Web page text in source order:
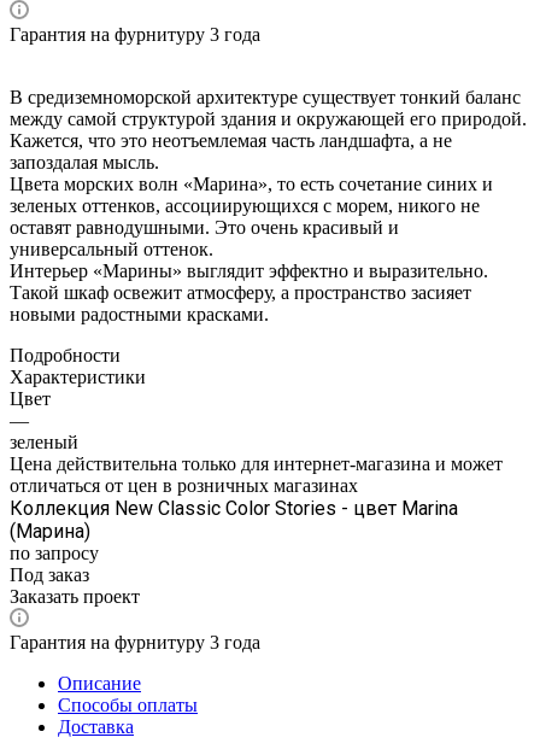
Гарантия на фурнитуру 3 года
В средиземноморской архитектуре существует тонкий баланс
между самой структурой здания и окружающей его природой.
Кажется, что это неотъемлемая часть ландшафта, а не
запоздалая мысль.
Цвета морских волн «Марина», то есть сочетание синих и
зеленых оттенков, ассоциирующихся с морем, никого не
оставят равнодушными. Это очень красивый и
универсальный оттенок.
Интерьер «Марины» выглядит эффектно и выразительно.
Такой шкаф освежит атмосферу, а пространство засияет
новыми радостными красками.
Подробности
Характеристики
Цвет
—
зеленый
Цена действительна только для интернет-магазина и может
отличаться от цен в розничных магазинах
Коллекция New Classic Color Stories - цвет Marina
(Марина)
по запросу
Под заказ
Заказать проект
Гарантия на фурнитуру 3 года
Описание
Способы оплаты
Доставка